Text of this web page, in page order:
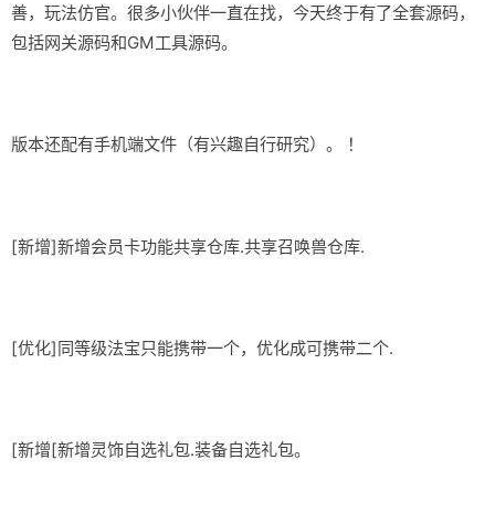
善，玩法仿官。很多小伙伴一直在找，今天终于有了全套源码，
包括网关源码和GM工具源码。
版本还配有手机端文件（有兴趣自行研究）。 ！
[新增]新增会员卡功能共享仓库.共享召唤兽仓库.
[优化]同等级法宝只能携带一个，优化成可携带二个.
[新增[新增灵饰自选礼包.装备自选礼包。